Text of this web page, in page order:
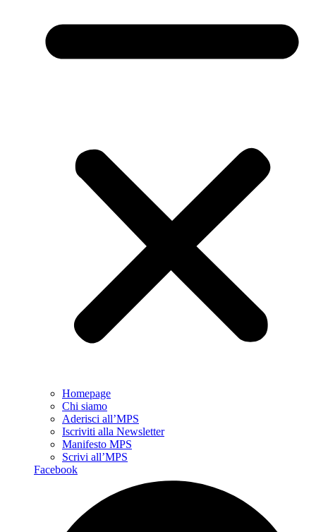
Homepage
Chi siamo
Aderisci all’MPS
Iscriviti alla Newsletter
Manifesto MPS
Scrivi all’MPS
Facebook